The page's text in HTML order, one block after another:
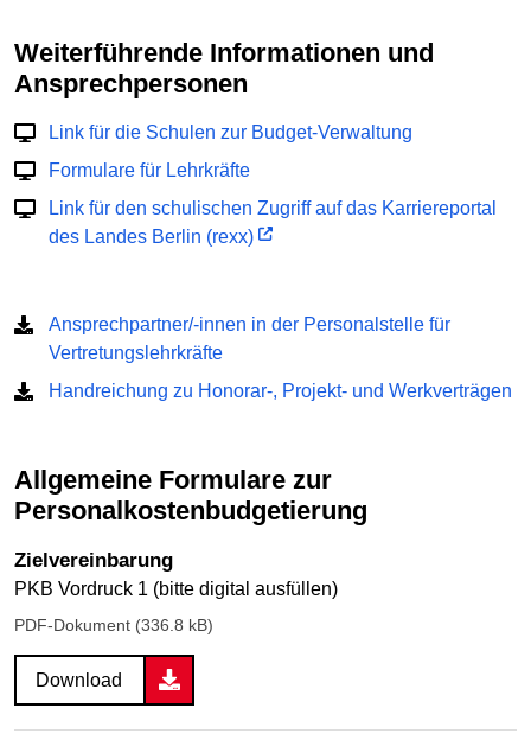
Weiterführende Informationen und
Ansprechpersonen
Link für die Schulen zur Budget-Verwaltung
Formulare für Lehrkräfte
Link für den schulischen Zugriff auf das Karriereportal
des Landes Berlin (rexx)
Ansprechpartner/-innen in der Personalstelle für
Vertretungslehrkräfte
Handreichung zu Honorar-, Projekt- und Werkverträgen
Allgemeine Formulare zur
Personalkostenbudgetierung
Zielvereinbarung
PKB Vordruck 1 (bitte digital ausfüllen)
PDF-Dokument (336.8 kB)
Download